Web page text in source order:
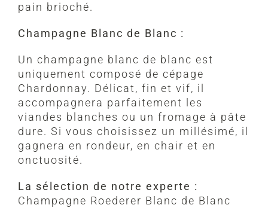
pain brioché.
Champagne Blanc de Blanc :
Un champagne blanc de blanc est
uniquement composé de cépage
Chardonnay. Délicat, fin et vif, il
accompagnera parfaitement les
viandes blanches ou un fromage à pâte
dure. Si vous choisissez un millésimé, il
gagnera en rondeur, en chair et en
onctuosité.
La sélection de notre experte :
Champagne Roederer Blanc de Blanc